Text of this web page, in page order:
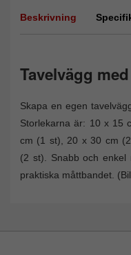
Beskrivning
Tavelvägg
Skapa en egen
Storlekarna är: 10 x 15
cm (1 st), 20 x 30 cm
(2 st). Snabb och
praktiska måttbandet.